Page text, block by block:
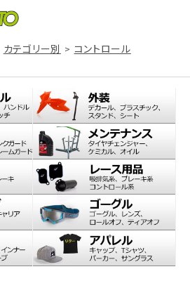
カテゴリー別
コントロール